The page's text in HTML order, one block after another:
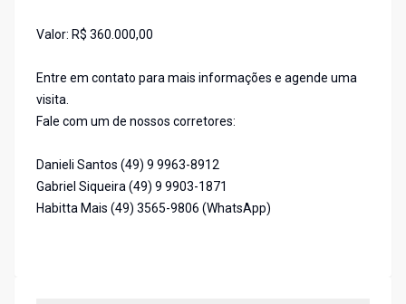
Valor: R$ 360.000,00
Entre em contato para mais informações e agende uma
visita.
Fale com um de nossos corretores:
Danieli Santos (49) 9 9963-8912
Gabriel Siqueira (49) 9 9903-1871
Habitta Mais (49) 3565-9806 (WhatsApp)